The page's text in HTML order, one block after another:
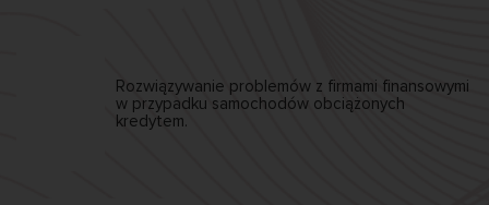
Rozwiązywanie problemów z firmami finansowymi
w przypadku samochodów obciążonych
kredytem.